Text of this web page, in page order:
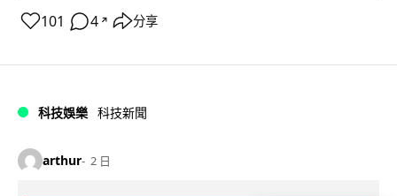
101 4 ↗ 分享
科技娛樂 科技新聞
arthur 2 日